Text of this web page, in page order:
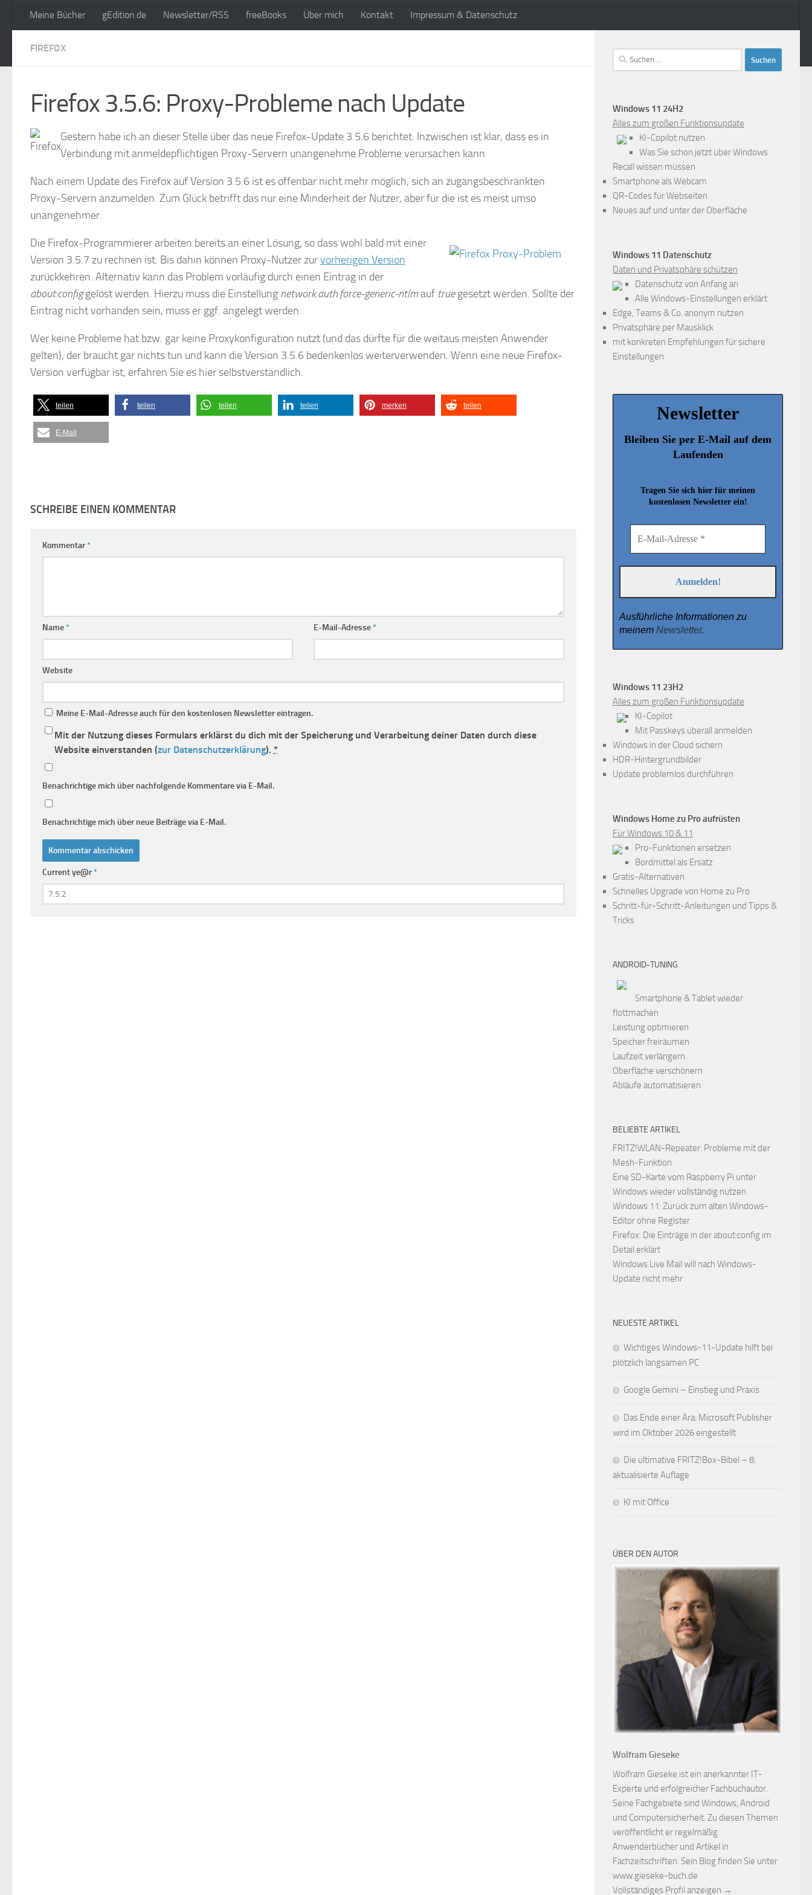
Zum Inhalt springen
Meine Bücher gEdition.de Newsletter/RSS freeBooks Über mich Kontakt Impressum & Datenschutz
FIREFOX
Firefox 3.5.6: Proxy-Probleme nach Update
Gestern habe ich an dieser Stelle über das neue Firefox-Update 3.5.6 berichtet. Inzwischen ist klar, dass es in
Verbindung mit anmeldepflichtigen Proxy-Servern unangenehme Probleme verursachen kann.
Nach einem Update des Firefox auf Version 3.5.6 ist es offenbar nicht mehr möglich, sich an zugangsbeschränkten
Proxy-Servern anzumelden. Zum Glück betrifft das nur eine Minderheit der Nutzer, aber für die ist es meist umso
unangenehmer.
Die Firefox-Programmierer arbeiten bereits an einer Lösung, so dass wohl bald mit einer
Version 3.5.7 zu rechnen ist. Bis dahin können Proxy-Nutzer zurvorherigen Version
zurückkehren. Alternativ kann das Problem vorläufig durch einen Eintrag in der
about:configgelöst werden. Hierzu muss die Einstellung network.auth.force-generic-ntlmauf truegesetzt werden. Sollte der
Eintrag nicht vorhanden sein, muss er ggf. angelegt werden.
Wer keine Probleme hat bzw. gar keine Proxykonfiguration nutzt (und das dürfte für die weitaus meisten Anwender
gelten), der braucht gar nichts tun und kann die Version 3.5.6 bedenkenlos weiterverwenden. Wenn eine neue Firefox-
Version verfügbar ist, erfahren Sie es hier selbstverständlich.
teilen teilen teilen teilen merken teilen
E-Mail
SCHREIBE EINEN KOMMENTAR
Kommentar*
Name* E-Mail-Adresse*
Website
Meine E-Mail-Adresse auch für den kostenlosen Newsletter eintragen.
Mit der Nutzung dieses Formulars erklärst du dich mit der Speicherung und Verarbeitung deiner Daten durch diese
Website einverstanden (zur Datenschutzerklärung). *
Benachrichtige mich über nachfolgende Kommentare via E-Mail.
Benachrichtige mich über neue Beiträge via E-Mail.
Current ye@r*
Suchen
nach:
Windows 11 24H2
Alles zum großen Funktionsupdate
KI-Copilot nutzen
Was Sie schon jetzt über Windows
Recall wissen müssen
Smartphone als Webcam
QR-Codes für Webseiten
Neues auf und unter der Oberfläche
Windows 11 Datenschutz
Daten und Privatsphäre schützen
Datenschutz von Anfang an
Alle Windows-Einstellungen erklärt
Edge, Teams & Co. anonym nutzen
Privatsphäre per Mausklick
mit konkreten Empfehlungen für sichere
Einstellungen
Newsletter
Bleiben Sie per E-Mail auf dem
Laufenden
Tragen Sie sich hier für meinen
kostenlosen Newsletter ein!
Ausführliche Informationen zu
meinem Newsletter.
Windows 11 23H2
Alles zum großen Funktionsupdate
KI-Copilot
Mit Passkeys überall anmelden
Windows in der Cloud sichern
HDR-Hintergrundbilder
Update problemlos durchführen
Windows Home zu Pro aufrüsten
Für Windows 10 & 11
Pro-Funktionen ersetzen
Bordmittel als Ersatz
Gratis-Alternativen
Schnelles Upgrade von Home zu Pro
Schritt-für-Schritt-Anleitungen und Tipps &
Tricks
ANDROID-TUNING
Smartphone & Tablet wieder
flottmachen
Leistung optimieren
Speicher freiräumen
Laufzeit verlängern
Oberfläche verschönern
Abläufe automatisieren
BELIEBTE ARTIKEL
FRITZ!WLAN-Repeater: Probleme mit der
Mesh-Funktion
Eine SD-Karte vom Raspberry Pi unter
Windows wieder vollständig nutzen
Windows 11: Zurück zum alten Windows-
Editor ohne Register
Firefox: Die Einträge in der about:config im
Detail erklärt
Windows Live Mail will nach Windows-
Update nicht mehr
NEUESTE ARTIKEL
Wichtiges Windows-11-Update hilft bei
plötzlich langsamen PC
Google Gemini – Einstieg und Praxis
Das Ende einer Ära: Microsoft Publisher
wird im Oktober 2026 eingestellt
Die ultimative FRITZ!Box-Bibel – 8.
aktualisierte Auflage
KI mit Office
ÜBER DEN AUTOR
Wolfram Gieseke
Wolfram Gieseke ist ein anerkannter IT-
Experte und erfolgreicher Fachbuchautor.
Seine Fachgebiete sind Windows, Android
und Computersicherheit. Zu diesen Themen
veröffentlicht er regelmäßig
Anwenderbücher und Artikel in
Fachzeitschriften. Sein Blog finden Sie unter
www.gieseke-buch.de
Vollständiges Profil anzeigen →